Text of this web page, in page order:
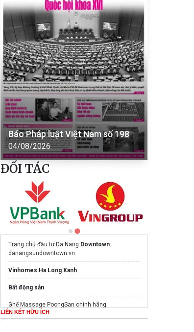
Báo Pháp luật Việt Nam số 198
04/08/2026
ĐỐI TÁC
Trang chủ đầu tư Da Nang Downtown
danangsundowntown.vn
Vinhomes Ha Long Xanh
Bất động sản
Ghế Massage PoongSan chính hãng
poongsankorea.vn
LIÊN KẾT HỮU ÍCH